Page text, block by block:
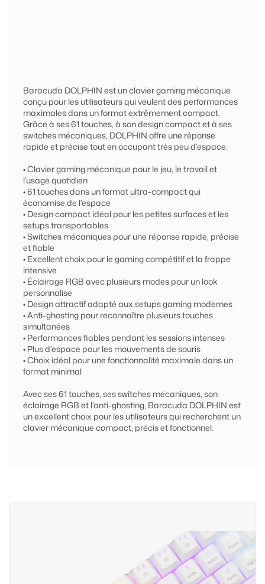
Baracuda DOLPHIN est un clavier gaming mécanique
conçu pour les utilisateurs qui veulent des performances
maximales dans un format extrêmement compact.
Grâce à ses 61 touches, à son design compact et à ses
switches mécaniques, DOLPHIN offre une réponse
rapide et précise tout en occupant très peu d’espace.
• Clavier gaming mécanique pour le jeu, le travail et
l’usage quotidien
• 61 touches dans un format ultra-compact qui
économise de l’espace
• Design compact idéal pour les petites surfaces et les
setups transportables
• Switches mécaniques pour une réponse rapide, précise
et fiable
• Excellent choix pour le gaming compétitif et la frappe
intensive
• Éclairage RGB avec plusieurs modes pour un look
personnalisé
• Design attractif adapté aux setups gaming modernes
• Anti-ghosting pour reconnaître plusieurs touches
simultanées
• Performances fiables pendant les sessions intenses
• Plus d’espace pour les mouvements de souris
• Choix idéal pour une fonctionnalité maximale dans un
format minimal
Avec ses 61 touches, ses switches mécaniques, son
éclairage RGB et l’anti-ghosting, Baracuda DOLPHIN est
un excellent choix pour les utilisateurs qui recherchent un
clavier mécanique compact, précis et fonctionnel.